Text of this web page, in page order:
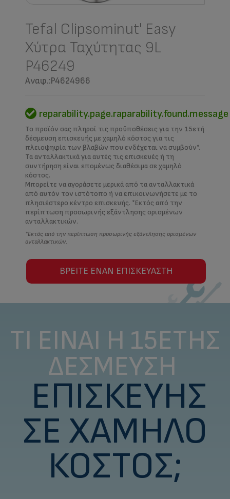
Tefal Clipsominut' Easy
Χύτρα Ταχύτητας 9L
P46249
Αναφ.:P4624966
reparability.page.raparability.found.message
Το προϊόν σας πληροί τις προϋποθέσεις για την 15ετή
δέσμευση επισκευής με χαμηλό κόστος για τις
πλειοψηφία των βλαβών που ενδέχεται να συμβούν*.
Τα ανταλλακτικά για αυτές τις επισκευές ή τη
συντήρηση είναι επομένως διαθέσιμα σε χαμηλό
κόστος.
Μπορείτε να αγοράσετε μερικά από τα ανταλλακτικά
από αυτόν τον ιστότοπο ή να επικοινωνήσετε με το
πλησιέστερο κέντρο επισκευής. *Εκτός από την
περίπτωση προσωρινής εξάντλησης ορισμένων
ανταλλακτικών.
*Εκτός από την περίπτωση προσωρινής εξάντλησης ορισμένων
ανταλλακτικών.
ΒΡΕΊΤΕ ΈΝΑΝ ΕΠΙΣΚΕΥΑΣΤΉ
ΤΙ ΕΊΝΑΙ Η 15ΕΤΉΣ
ΔΈΣΜΕΥΣΗ
ΕΠΙΣΚΕΥΉΣ
ΣΕ ΧΑΜΗΛΌ
ΚΌΣΤΟΣ;